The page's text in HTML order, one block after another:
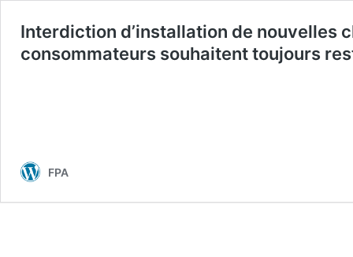
Interdiction d’installation de nouvelles
consommateurs souhaitent toujours
FPA